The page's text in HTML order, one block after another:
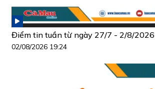
Điểm tin tuần từ ngày 27/7 - 2/8/2026
02/08/2026 19:24